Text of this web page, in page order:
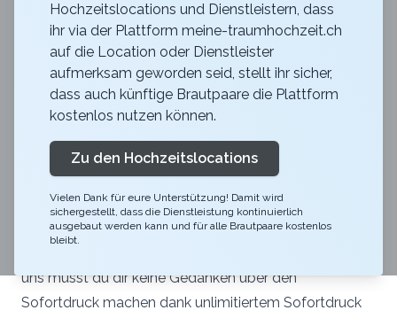
smileybox.ch Deine Event
Fotobox
5
Fotobox
Dienstleistung
OW
Mach auch du deine Hochzeit zum Highlight! Unsere
Fotobox mit oder ohne Sofortdruck liefert Spass und
Freude an deinem Hochzeit und kommt mit vielen
uns musst du dir keine Gedanken über den
Sofortdruck machen dank unlimitiertem Sofortdruck
Hochzeitslocations und Dienstleistern, dass
ihr via der Plattform meine-traumhochzeit.ch
auf die Location oder Dienstleister
aufmerksam geworden seid, stellt ihr sicher,
dass auch künftige Brautpaare die Plattform
kostenlos nutzen können.
Zu den Hochzeitslocations
Vielen Dank für eure Unterstützung! Damit wird
sichergestellt, dass die Dienstleistung kontinuierlich
ausgebaut werden kann und für alle Brautpaare kostenlos
bleibt.